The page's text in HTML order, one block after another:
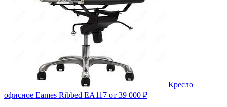
Кресло
офисное Eames Ribbed EA117 от 39 000 ₽